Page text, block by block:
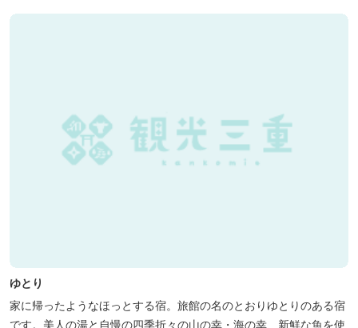
の才女清少納言もお墨付きの名湯を是非実感してください。
ゆとり
家に帰ったようなほっとする宿。旅館の名のとおりゆとりのある宿
です。美人の湯と自慢の四季折々の山の幸・海の幸、新鮮な魚を使